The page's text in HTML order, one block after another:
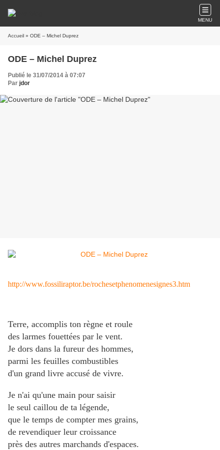
MENU
Accueil » ODE – Michel Duprez
ODE – Michel Duprez
Publié le 31/07/2014 à 07:07
Par jdor
http://www.fossiliraptor.be/rochesetphenomenesignes3.htm
Terre, accomplis ton règne et roule
des larmes fouettées par le vent.
Je dors dans la fureur des hommes,
parmi les feuilles combustibles
d'un grand livre accusé de vivre.
Je n'ai qu'une main pour saisir
le seul caillou de ta légende,
que le temps de compter mes grains,
de revendiquer leur croissance
près des autres marchands d'espaces.